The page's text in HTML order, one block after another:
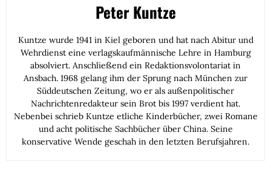
Peter Kuntze
Kuntze wurde 1941 in Kiel geboren und hat nach Abitur und
Wehrdienst eine verlagskaufmännische Lehre in Hamburg
absolviert. Anschließend ein Redaktionsvolontariat in
Ansbach. 1968 gelang ihm der Sprung nach München zur
Süddeutschen Zeitung, wo er als außenpolitischer
Nachrichtenredakteur sein Brot bis 1997 verdient hat.
Nebenbei schrieb Kuntze etliche Kinderbücher, zwei Romane
und acht politische Sachbücher über China. Seine
konservative Wende geschah in den letzten Berufsjahren.